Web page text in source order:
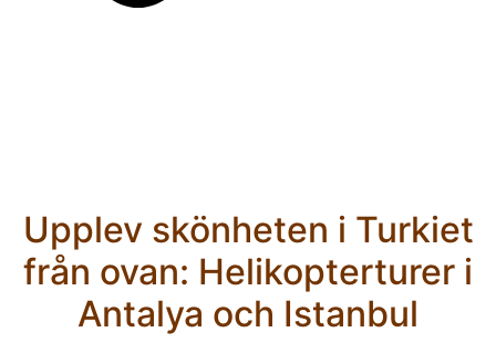
Upplev skönheten i Turkiet
från ovan: Helikopterturer i
Antalya och Istanbul